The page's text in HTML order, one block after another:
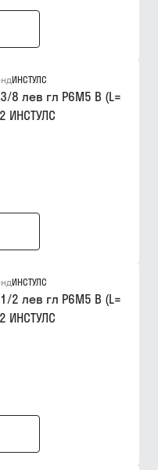
ИНСТУЛС
8 лев гл Р6М5 B (L=
ИНСТУЛС
ИНСТУЛС
2 лев гл Р6М5 B (L=
ИНСТУЛС